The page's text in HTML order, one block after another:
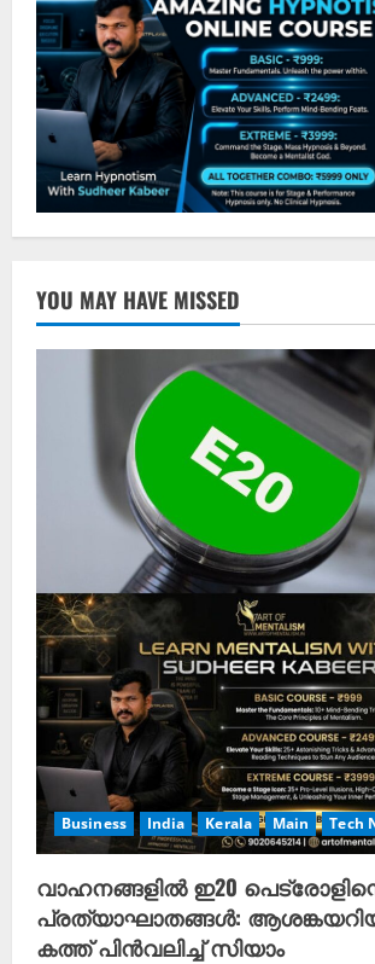
YOU MAY HAVE MISSED
Business India Kerala Main Tech
വാഹനങ്ങളിൽ ഇ20
പ്രത്യാഘാതങ്ങൾ:
കത്ത് പിൻവലിച്ച് സിയാം